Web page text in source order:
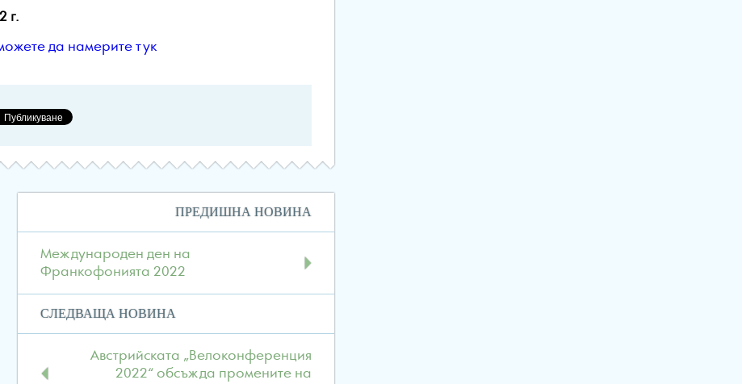
г.
да намерите тук
в
публикациите
ПРЕДИШНА НОВИНА
Международен ден на
Франкофонията 2022
СЛЕДВАЩА НОВИНА
Австрийската „Велоконференция
2022“ обсъжда промените на